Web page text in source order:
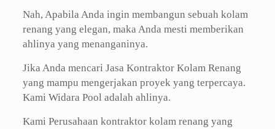
Nah, Apabila Anda ingin membangun sebuah kolam
renang yang elegan, maka Anda mesti memberikan
ahlinya yang menanganinya.
Jika Anda mencari Jasa Kontraktor Kolam Renang
yang mampu mengerjakan proyek yang terpercaya.
Kami Widara Pool adalah ahlinya.
Kami Perusahaan kontraktor kolam renang yang